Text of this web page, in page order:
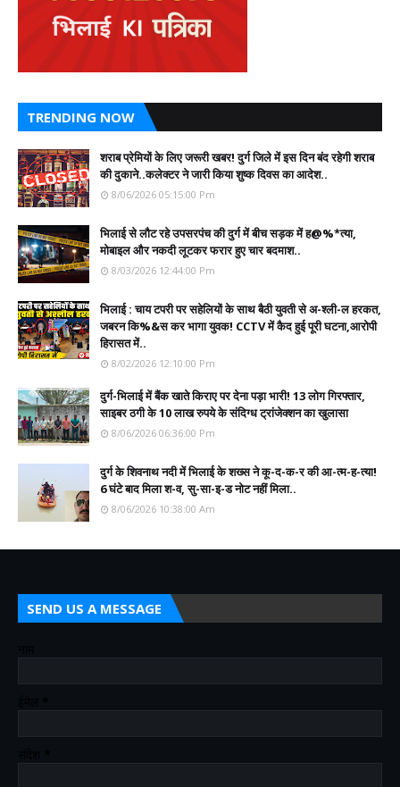
TRENDING NOW
शराब प्रेमियों के लिए जरूरी खबर! दुर्ग जिले में इस दिन बंद रहेगी शराब
की दुकाने..कलेक्टर ने जारी किया शुष्क दिवस का आदेश..
8/06/2026 05:15:00 Pm
भिलाई से लौट रहे उपसरपंच की दुर्ग में बीच सड़क में ह@%*त्या,
मोबाइल और नकदी लूटकर फरार हुए चार बदमाश..
8/03/2026 12:44:00 Pm
भिलाई : चाय टपरी पर सहेलियों के साथ बैठी युवती से अ-श्ली-ल हरकत,
जबरन कि%&स कर भागा युवक! CCTV में कैद हुई पूरी घटना,आरोपी
हिरासत में..
8/02/2026 12:10:00 Pm
दुर्ग-भिलाई में बैंक खाते किराए पर देना पड़ा भारी! 13 लोग गिरफ्तार,
साइबर ठगी के 10 लाख रुपये के संदिग्ध ट्रांजेक्शन का खुलासा
8/06/2026 06:36:00 Pm
दुर्ग के शिवनाथ नदी में भिलाई के शख्स ने कू-द-क-र की आ-त्म-ह-त्या!
6 घंटे बाद मिला श-व, सु-सा-इ-ड नोट नहीं मिला..
8/06/2026 10:38:00 Am
SEND US A MESSAGE